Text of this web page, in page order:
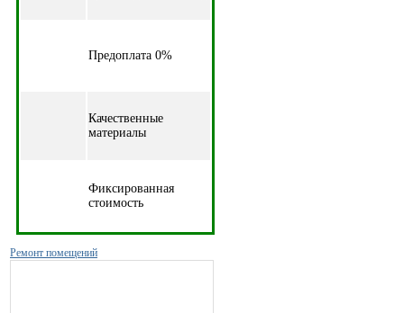
Предоплата 0%
Качественные
материалы
Фиксированная
стоимость
Ремонт помещений